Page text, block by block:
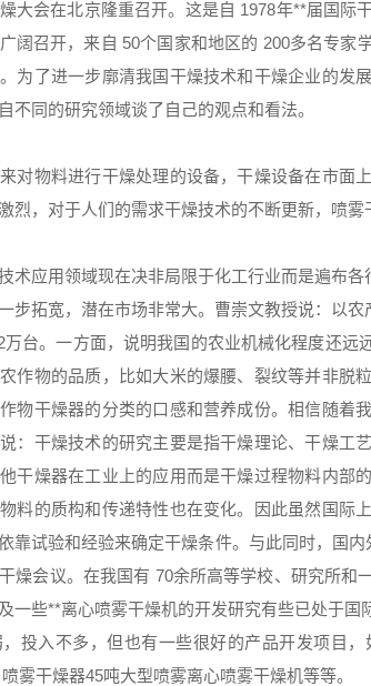
大会在北京隆重召开。这是自 1978年**届国际
阔召开，来自 50个国家和地区的 200多名专
为了进一步廓清我国干燥技术和干燥企业的发
不同的研究领域谈了自己的观点和看法。
对物料进行干燥处理的设备，干燥设备在市面
烈，对于人们的需求干燥技术的不断更新，喷
术应用领域现在决非局限于化工行业而是遍布
步拓宽，潜在市场非常大。曹崇文教授说：以
台。一方面，说明我国的农业机械化程度还远
作物的品质，比如大米的爆腰、裂纹等并非脱
物干燥器的分类的口感和营养成份。相信随着
：干燥技术的研究主要是指干燥理论、干燥工
干燥器在工业上的应用而是干燥过程物料内部
料的质构和传递特性也在变化。因此虽然国际
靠试验和经验来确定干燥条件。与此同时，国
燥会议。在我国有 70余所高等学校、研究所
一些**离心喷雾干燥机的开发研究有些已处于
投入不多，但也有一些很好的产品开发项目
雾干燥器45吨大型喷雾离心喷雾干燥机等等。